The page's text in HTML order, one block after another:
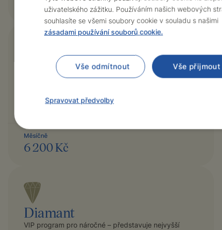
3 700 Kč
fyzioterapie a 24/7 call servisu.
Měsíčně
6 200 Kč
Diamant
VIP program pro náročné – představuje nejvyšší
uživatelského zážitku. Používáním našich webových
souhlasíte se všemi soubory cookie v souladu s našimi
zásadami používání souborů cookie.
Vše přijmout
Vše odmítnout
Spravovat předvolby